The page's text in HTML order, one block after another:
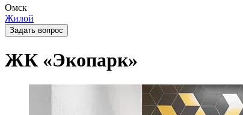
Омск
Жилой
Задать вопрос
ЖК «Экопарк»